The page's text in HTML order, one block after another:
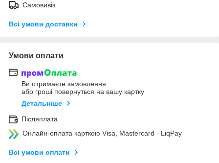
Самовивіз
Всі умови доставки
Умови оплати
Ви отримаєте замовлення
або гроші повернуться на вашу картку
Детальніше
Післяплата
Онлайн-оплата карткою Visa, Mastercard - LiqPay
Всі умови оплати